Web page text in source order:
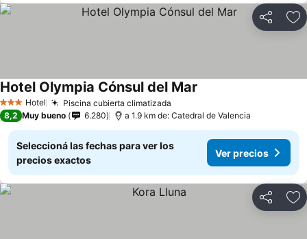
Compartir
3 Estrellas
Hotel Piscina cubierta climatizada
Hotel Olympia Cónsul del Mar
8,2 Muy bueno 6.280 a 1.9 km de: Catedral de Valencia
Seleccioná las fechas para ver los
precios exactos
Ver precios
Compartir